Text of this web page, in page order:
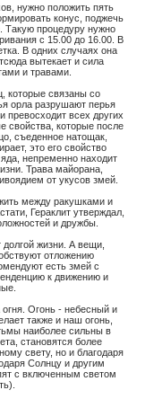
нужно положить пять
конус, поджечь
Такую процедуру нужно
с 15.00 до 16.00. В
В одних случаях она
вытекает и сила
и травами.
которые связаны со
орла разрушают перья
превосходит всех других
свойства, которые после
съеденное натощак,
это его свойство
непременно находит
Трава майорана,
от укусов змей.
между ракушками и
Гераклит утверждал,
и дружбы.
жизни. А вещи,
отложению
есть змей с
к движению и
Огонь - небесный и
также и наш огонь,
наиболее сильны в
становятся более
свету, но и благодаря
Солнцу и другим
с включенным светом